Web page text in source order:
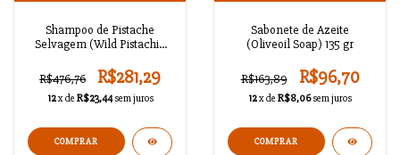
Shampoo de Pistache
Selvagem (Wild Pistachio
R$476,76
R$281,29
12x de R$23,44 sem juros
Sabonete de Azeite
(Oliveoil Soap) 135 gr
R$163,89 R$96,70
12x de R$8,06 sem juros